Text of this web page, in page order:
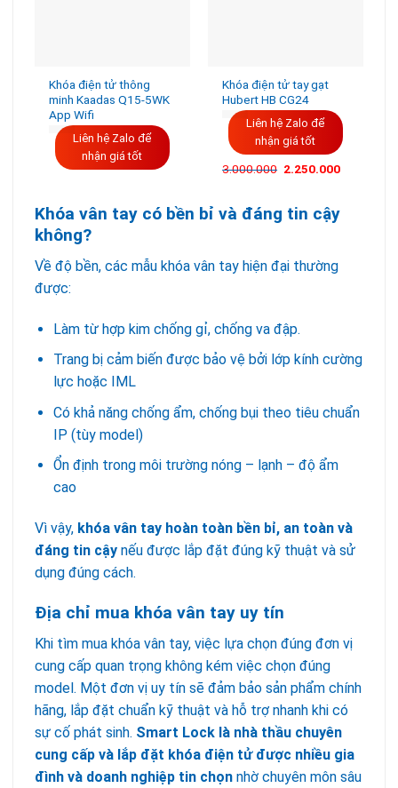
Khóa điện tử thông
minh Kaadas Q15-5WK
App Wifi
Liên hệ Zalo để
nhận giá tốt
Khóa điện tử tay gạt
Hubert HB CG24
Liên hệ Zalo để
nhận giá tốt
3.000.000 2.250.000
Khóa vân tay có bền bỉ và đáng tin cậy
không?
Về độ bền, các mẫu khóa vân tay hiện đại thường
được:
Làm từ hợp kim chống gỉ, chống va đập.
Trang bị cảm biến được bảo vệ bởi lớp kính cường
lực hoặc IML
Có khả năng chống ẩm, chống bụi theo tiêu chuẩn
IP (tùy model)
Ổn định trong môi trường nóng – lạnh – độ ẩm
cao
Vì vậy, khóa vân tay hoàn toàn bền bỉ, an toàn và
đáng tin cậy nếu được lắp đặt đúng kỹ thuật và sử
dụng đúng cách.
Địa chỉ mua khóa vân tay uy tín
Khi tìm mua khóa vân tay, việc lựa chọn đúng đơn vị
cung cấp quan trọng không kém việc chọn đúng
model. Một đơn vị uy tín sẽ đảm bảo sản phẩm chính
hãng, lắp đặt chuẩn kỹ thuật và hỗ trợ nhanh khi có
sự cố phát sinh. Smart Lock là nhà thầu chuyên
cung cấp và lắp đặt khóa điện tử được nhiều gia
đình và doanh nghiệp tin chọn nhờ chuyên môn sâu